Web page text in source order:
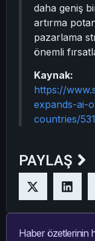
daha geniş
artırma
pazarlama
önemli
Kaynak:
https://
expands-ai-
countries/
PAYLAŞ
Haber özetlerinin